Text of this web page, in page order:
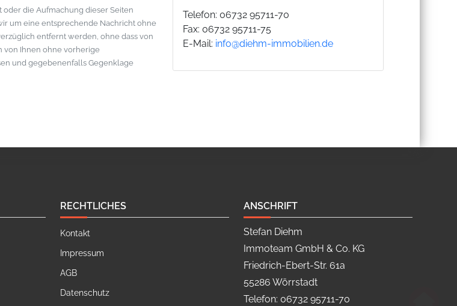
die Aufmachung dieser Seiten
um eine entsprechende Nachricht ohne
entfernt werden, ohne dass von
von Ihnen ohne vorherige
und gegebenenfalls Gegenklage
Telefon: 06732 95711-70
Fax: 06732 95711-75
E-Mail: info@diehm-immobilien.de
RECHTLICHES
Kontakt
Impressum
AGB
Datenschutz
ANSCHRIFT
Stefan Diehm
Immoteam GmbH & Co. KG
Friedrich-Ebert-Str. 61a
55286 Wörrstadt
Telefon: 06732 95711-70